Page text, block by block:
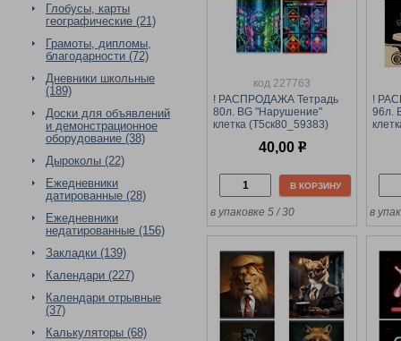
Глобусы, карты
географические (21)
Грамоты, дипломы,
благодарности (72)
Дневники школьные
(189)
Доски для объявлений
и демонстрационное
оборудование (38)
Дыроколы (22)
Ежедневники
датированные (28)
Ежедневники
недатированные (156)
Закладки (139)
Календари (227)
Календари отрывные
(37)
Калькуляторы (68)
код 227763
! РАСПРОДАЖА Тетрадь
80л. BG "Нарушение"
клетка (Т5ск80_59383)
40,00 р
В КОРЗИНУ
в упаковке 5 / 30
!
96л.
в